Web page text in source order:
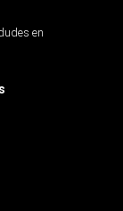
en